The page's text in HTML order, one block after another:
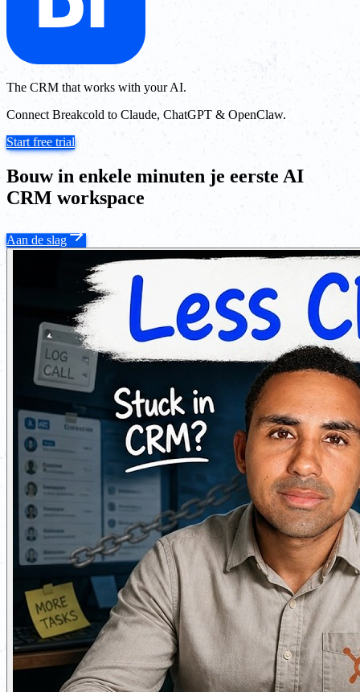
The CRM that works with your AI.
Connect Breakcold to Claude, ChatGPT & OpenClaw.
Start free trial
Bouw in enkele minuten je eerste AI
CRM workspace
Aan de slag